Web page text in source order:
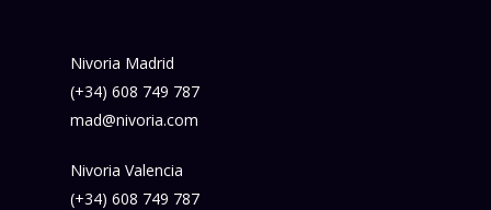
Nivoria Madrid
(+34) 608 749 787
mad@nivoria.com
Nivoria Valencia
(+34) 608 749 787